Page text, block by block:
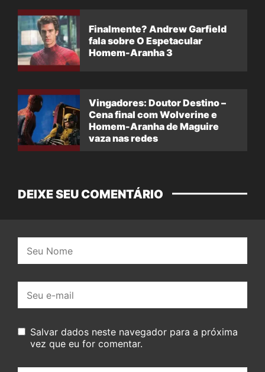
Finalmente? Andrew Garfield
fala sobre O Espetacular
Homem-Aranha 3
Vingadores: Doutor Destino –
Cena final com Wolverine e
Homem-Aranha de Maguire
vaza nas redes
DEIXE SEU COMENTÁRIO
mail:
Salvar dados neste navegador para a próxima
vez que eu for comentar.